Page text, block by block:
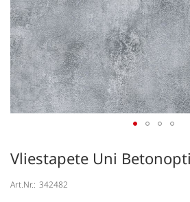
Vliestapete Uni
Art.Nr.: 342482